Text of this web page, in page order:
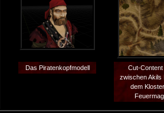
Das Piratenkopfmodell
Cut-Content
zwischen Akils
dem